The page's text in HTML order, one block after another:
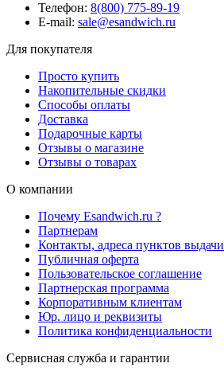
Телефон: 8(800) 775-89-19
E-mail: sale@esandwich.ru
Для покупателя
Просто купить
Накопительные скидки
Способы оплаты
Доставка
Подарочные карты
Отзывы о магазине
Отзывы о товарах
О компании
Почему Esandwich.ru ?
Партнерам
Контакты, адреса пунктов выдачи
Публичная оферта
Пользовательское соглашение
Партнерская программа
Корпоративным клиентам
Юр. лицо и реквизиты
Политика конфиденциальности
Сервисная служба и гарантии